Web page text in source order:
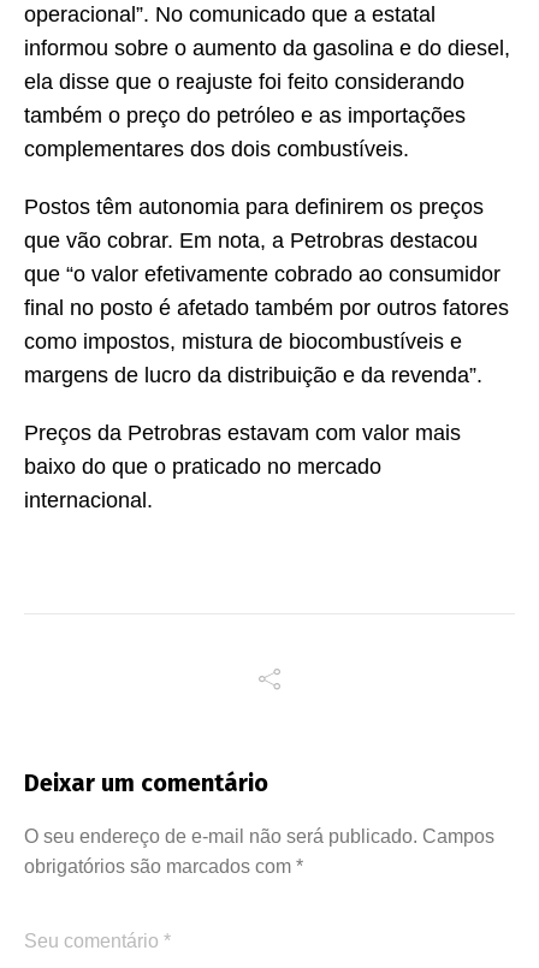
operacional”. No comunicado que a estatal
informou sobre o aumento da gasolina e do diesel,
ela disse que o reajuste foi feito considerando
também o preço do petróleo e as importações
complementares dos dois combustíveis.
Postos têm autonomia para definirem os preços
que vão cobrar. Em nota, a Petrobras destacou
que “o valor efetivamente cobrado ao consumidor
final no posto é afetado também por outros fatores
como impostos, mistura de biocombustíveis e
margens de lucro da distribuição e da revenda”.
Preços da Petrobras estavam com valor mais
baixo do que o praticado no mercado
internacional.
Deixar um comentário
O seu endereço de e-mail não será publicado. Campos
obrigatórios são marcados com *